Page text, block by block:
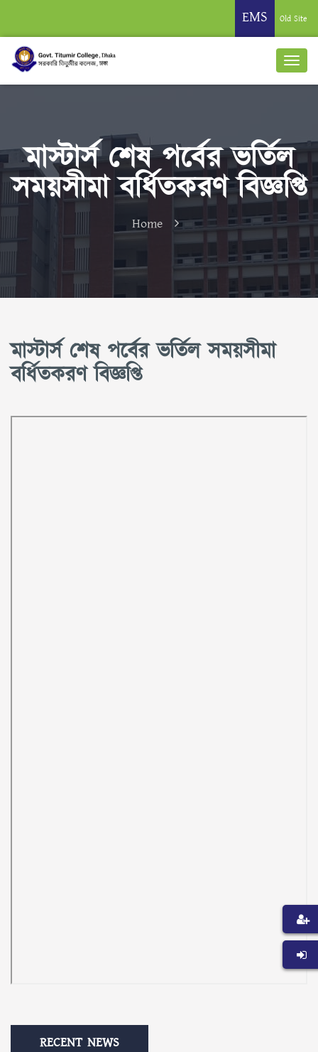
EMS Old Site
মাস্টার্স শেষ পর্বের ভর্তিল
সময়সীমা বর্ধিতকরণ বিজ্ঞপ্তি
Home
মাস্টার্স শেষ পর্বের ভর্তিল সময়সীমা
বর্ধিতকরণ বিজ্ঞপ্তি
RECENT NEWS